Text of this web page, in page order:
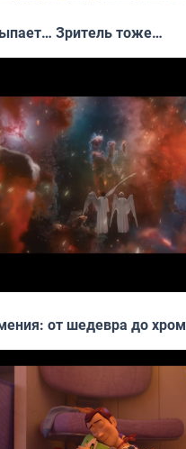
Зритель тоже…
от шедевра до